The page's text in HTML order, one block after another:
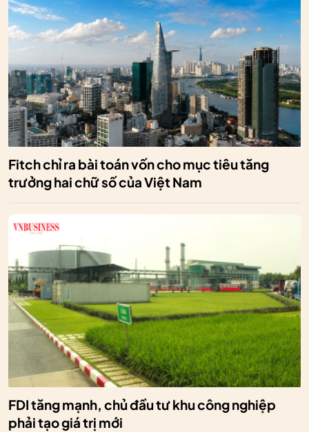
Fitch chỉ ra bài toán vốn cho mục tiêu tăng
trưởng hai chữ số của Việt Nam
FDI tăng mạnh, chủ đầu tư khu công nghiệp
phải tạo giá trị mới